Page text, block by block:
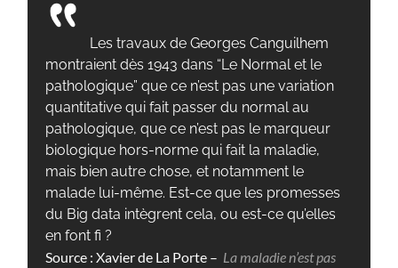
Les travaux de Georges Canguilhem
montraient dès 1943 dans “Le Normal et le
pathologique” que ce n’est pas une variation
quantitative qui fait passer du normal au
pathologique, que ce n’est pas le marqueur
biologique hors-norme qui fait la maladie,
mais bien autre chose, et notamment le
malade lui-même. Est-ce que les promesses
du Big data intègrent cela, ou est-ce qu’elles
en font fi ?
Source : Xavier de La Porte – La maladie n’est pas